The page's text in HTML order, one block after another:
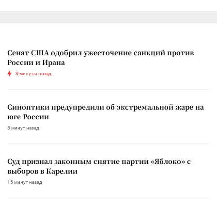
Сенат США одобрил ужесточение санкций против
России и Ирана
3 минуты назад
Синоптики предупредили об экстремальной жаре на
юге России
8 минут назад
Суд признал законным снятие партии «Яблоко» с
выборов в Карелии
15 минут назад